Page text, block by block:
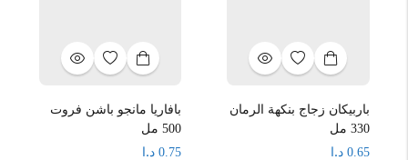
باربيكان زجاج بنكهة الرمان
330 مل
0.65 د.ا
بافاريا مانجو باشن فروت
500 مل
0.75 د.ا